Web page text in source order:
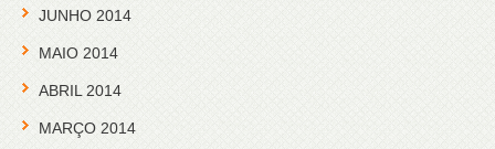
JUNHO 2014
MAIO 2014
ABRIL 2014
MARÇO 2014